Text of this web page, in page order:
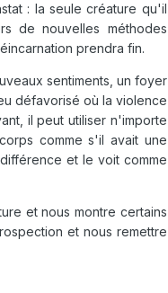
: la seule créature qu'il
de nouvelles méthodes
prendra fin.
sentiments, un foyer
défavorisé où la violence
il peut utiliser n'importe
comme s'il avait une
et le voit comme
et nous montre certains
et nous remettre